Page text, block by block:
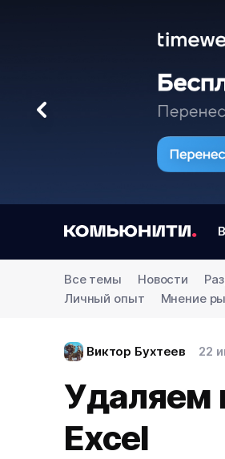
Все темы Новости
Личный опыт
Мнение
Виктор Бухтеев 22
Удаляем
Excel